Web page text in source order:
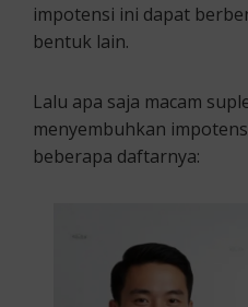
impotensi ini dapat
bentuk lain.
Lalu apa saja macam
menyembuhkan
beberapa daftarnya: